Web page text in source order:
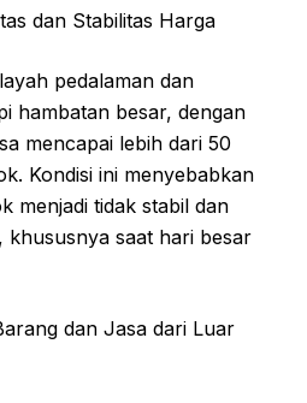
dan Stabilitas Harga
pedalaman dan
hambatan besar, dengan
mencapai lebih dari 50
Kondisi ini menyebabkan
menjadi tidak stabil dan
khususnya saat hari besar
dan Jasa dari Luar